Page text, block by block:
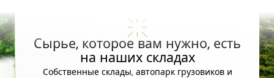
Сырье, которое вам нужно, есть
на наших складах
Собственные склады, автопарк грузовиков и